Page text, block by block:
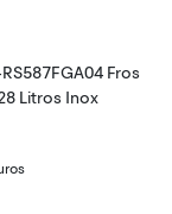
Fros
Litros Inox